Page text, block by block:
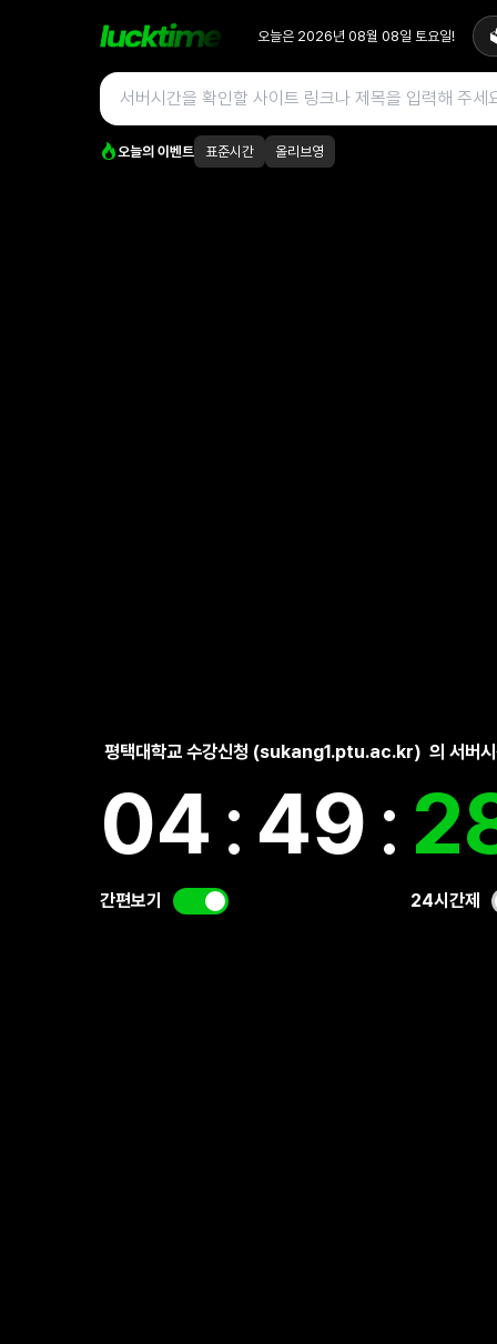
오늘은 2026년 08월 08일 토요일!
오늘의 이벤트 표준시간 올리브영
평택대학교 수강신청 (sukang1.ptu.ac.kr) 의 서버
04:49:
간편보기 24시간제